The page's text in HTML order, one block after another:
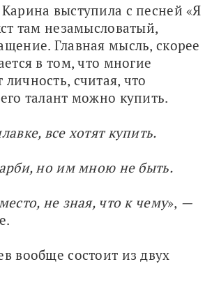
выступила с песней «Я
там незамысловатый,
Главная мысль, скорее
в том, что многие
считая, что
талант можно купить.
все хотят купить.
но им мною не быть.
не зная, что к чему»,
—
вообще состоит из двух